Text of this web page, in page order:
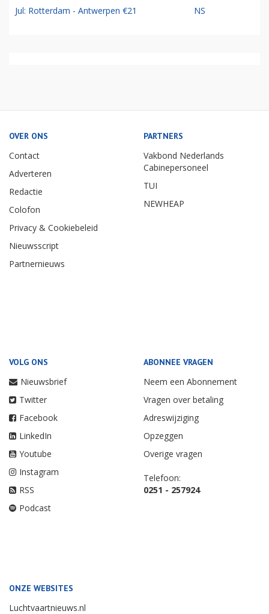
Jul: Rotterdam - Antwerpen €21 NS
OVER ONS
Contact
Adverteren
Redactie
Colofon
Privacy & Cookiebeleid
Nieuwsscript
Partnernieuws
PARTNERS
Vakbond Nederlands
Cabinepersoneel
TUI
NEWHEAP
VOLG ONS
Nieuwsbrief
Twitter
Facebook
LinkedIn
Youtube
Instagram
RSS
Podcast
ABONNEE VRAGEN
Neem een Abonnement
Vragen over betaling
Adreswijziging
Opzeggen
Overige vragen
Telefoon:
0251 - 257924
ONZE WEBSITES
Luchtvaartnieuws.nl